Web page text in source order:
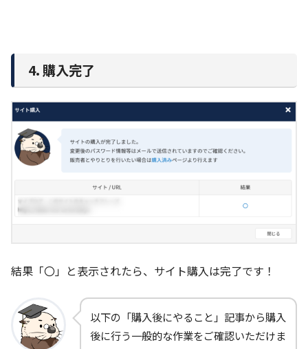
4. 購入完了
結果「〇」と表示されたら、サイト購入は完了です！
以下の「購入後にやること」記事から購入
後に行う一般的な作業をご確認いただけま